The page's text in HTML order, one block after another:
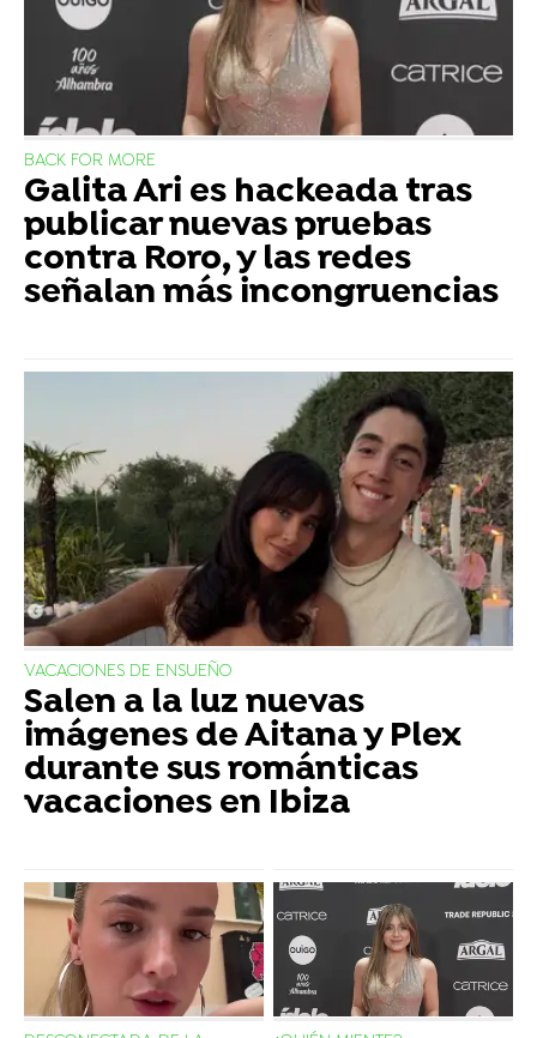
BACK FOR MORE
Galita Ari es hackeada tras
publicar nuevas pruebas
contra Roro, y las redes
señalan más incongruencias
VACACIONES DE ENSUEÑO
Salen a la luz nuevas
imágenes de Aitana y Plex
durante sus románticas
vacaciones en Ibiza